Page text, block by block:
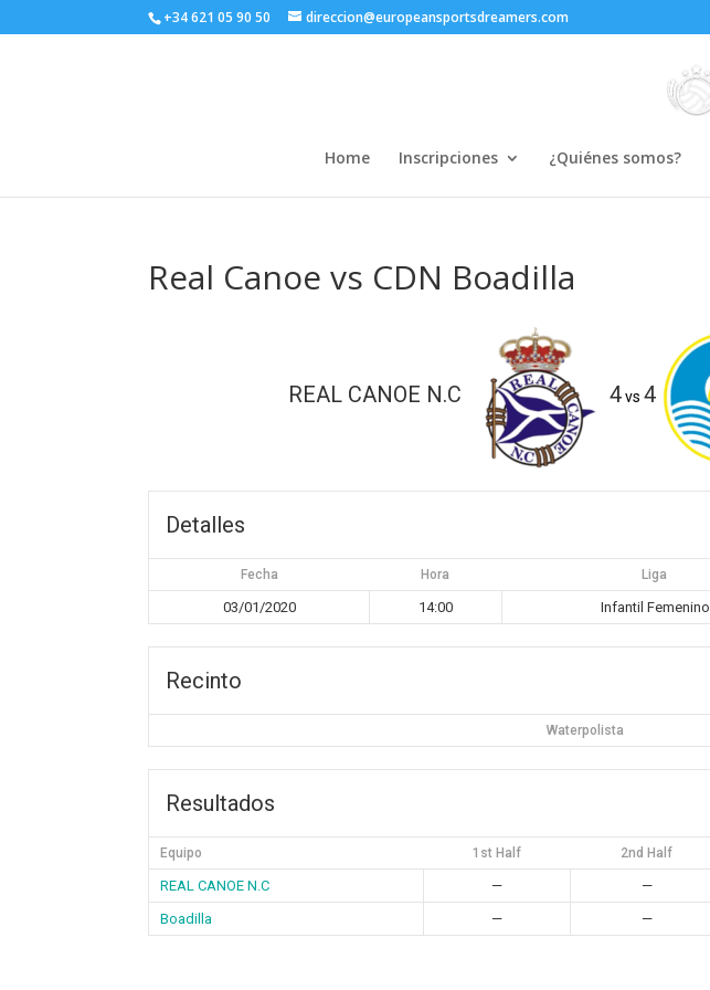
+34 621 05 90 50 direccion@europeansportsdreamers.com
Home Inscripciones ¿Quiénes somos?
Real Canoe vs CDN Boadilla
REAL CANOE N.C 4vs4
Detalles
Fecha Hora Liga
03/01/2020 14:00 Infantil Femenino
Recinto
Waterpolista
Resultados
Equipo 1st Half 2nd Half
REAL CANOE N.C — —
Boadilla
— —